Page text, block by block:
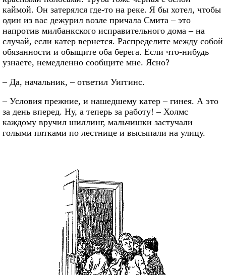
каймой. Он затерялся где-то на реке. Я бы хотел, чтобы
один из вас дежурил возле причала Смита – это
напротив милбанкского исправительного дома – на
случай, если катер вернется. Распределите между собой
обязанности и обыщите оба берега. Если что-нибудь
узнаете, немедленно сообщите мне. Ясно?
– Да, начальник, – ответил Уиггинс.
– Условия прежние, и нашедшему катер – гинея. А это
за день вперед. Ну, а теперь за работу! – Холмс
каждому вручил шиллинг, мальчишки застучали
голыми пятками по лестнице и высыпали на улицу.